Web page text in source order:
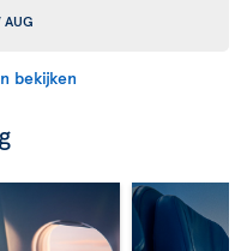
AUG
bekijken